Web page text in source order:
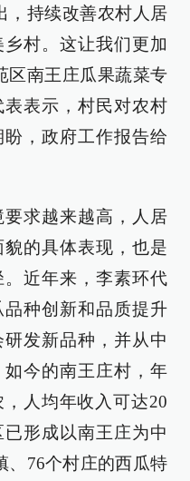
，持续改善农村人居
村。这让我们更加
区南王庄瓜果蔬菜专
表示，村民对农村
，政府工作报告给
要求越来越高，人居
的具体表现，也是
近年来，李素环代
种创新和品质提升
研发新品种，并从中
今的南王庄村，年
人均年收入可达20
形成以南王庄为中
、76个村庄的西瓜特